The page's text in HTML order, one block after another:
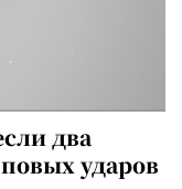
два
ударов